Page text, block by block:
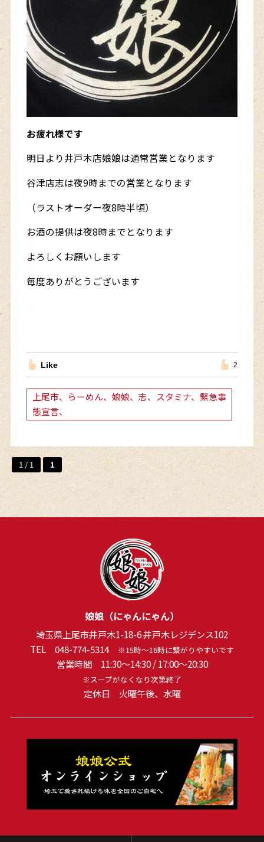
お疲れ様です
明日より井戸木店娘娘は通常営業となります
谷津店志は夜9時までの営業となります
（ラストオーダー夜8時半頃）
お酒の提供は夜8時までとなります
よろしくお願いします
毎度ありがとうございます
Like 2
上尾市、らーめん、娘娘、志、スタミナ、緊急事
態宣言、
1 / 1 1
娘娘（にゃんにゃん）
埼玉県上尾市井戸木1-18-6 井戸木レジデンス102
TEL 048-774-5314 ※15時～16時に繋がりやすいです
営業時間 11:30～14:30 / 17:00～20:30
※スープがなくなり次第終了
定休日 火曜午後、水曜